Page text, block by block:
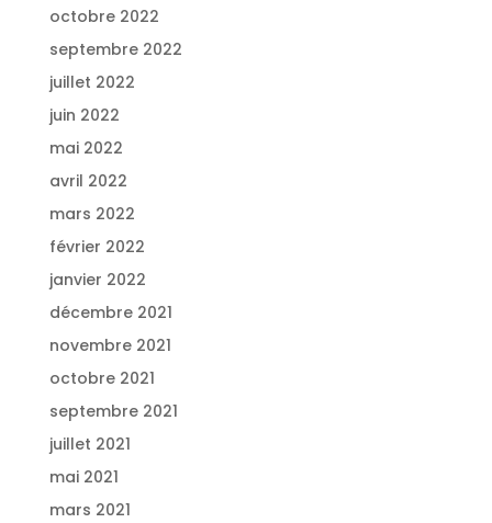
octobre 2022
septembre 2022
juillet 2022
juin 2022
mai 2022
avril 2022
mars 2022
février 2022
janvier 2022
décembre 2021
novembre 2021
octobre 2021
septembre 2021
juillet 2021
mai 2021
mars 2021